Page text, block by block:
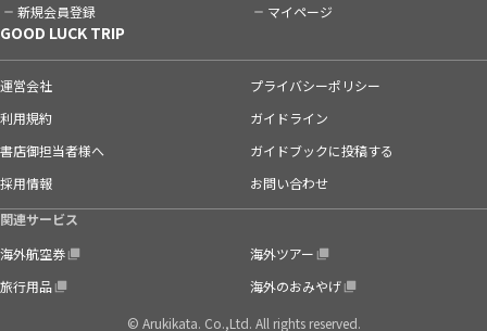
新規会員登録 マイページ
GOOD LUCK TRIP
運営会社
プライバシーポリシー
利用規約
ガイドライン
書店御担当者様へ
ガイドブックに投稿する
採用情報
お問い合わせ
関連サービス
海外航空券
海外ツアー
旅行用品
海外のおみやげ
© Arukikata. Co.,Ltd. All rights reserved.